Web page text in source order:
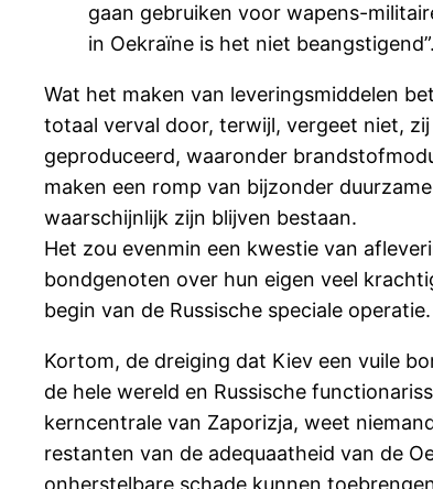
gaan gebruiken voor wapens-
in Oekraïne is het niet beangstigend”.
Wat het maken van leveringsmiddelen
totaal verval door, terwijl, vergeet niet,
geproduceerd, waaronder
maken een romp van bijzonder
waarschijnlijk zijn blijven bestaan.
Het zou evenmin een kwestie van
bondgenoten over hun eigen veel
begin van de Russische speciale
Kortom, de dreiging dat Kiev een vuile
de hele wereld en Russische
kerncentrale van Zaporizja, weet
restanten van de adequaatheid van de
onherstelbare schade kunnen